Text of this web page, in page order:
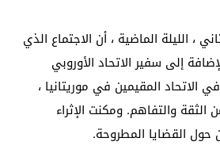
، الليلة الماضية ، أن الاجتماع الذي
إلى سفير الاتحاد الأوروبي
الاتحاد المقيمين في موريتانيا ،
والتفاهم. ومكنت الإثراء
حول القضايا المطروحة.